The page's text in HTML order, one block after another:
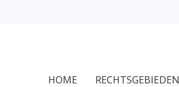
HOME RECHTSGEBIEDEN